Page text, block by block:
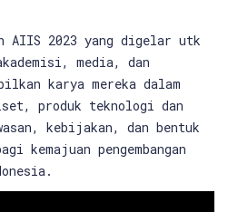
AIIS 2023 yang digelar utk
media, dan
karya mereka dalam
produk teknologi dan
kebijakan, dan bentuk
kemajuan pengembangan